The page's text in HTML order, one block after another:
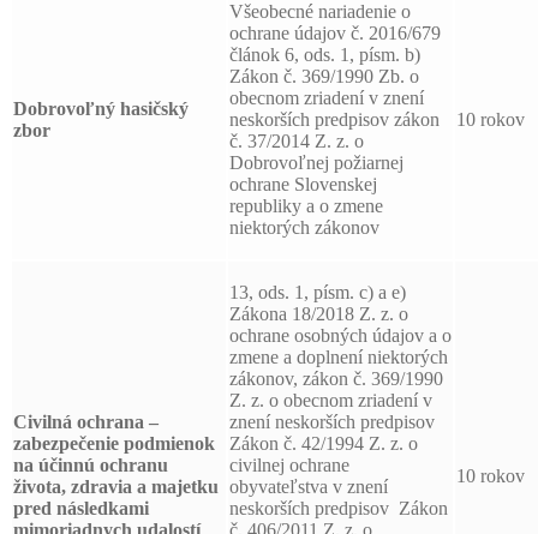
Dobrovoľný hasičský
zbor
Všeobecné nariadenie o
ochrane údajov č. 2016/679
článok 6, ods. 1, písm. b)
Zákon č. 369/1990 Zb. o
obecnom zriadení v znení
neskorších predpisov zákon
č. 37/2014 Z. z. o
Dobrovoľnej požiarnej
ochrane Slovenskej
republiky a o zmene
niektorých zákonov
10 rokov
Civilná ochrana –
zabezpečenie podmienok
na účinnú ochranu
života, zdravia a majetku
pred následkami
13, ods. 1, písm. c) a e)
Zákona 18/2018 Z. z. o
ochrane osobných údajov a o
zmene a doplnení niektorých
zákonov, zákon č. 369/1990
Z. z. o obecnom zriadení v
znení neskorších predpisov
Zákon č. 42/1994 Z. z. o
civilnej ochrane
obyvateľstva v znení
neskorších predpisov Zákon
10 rokov